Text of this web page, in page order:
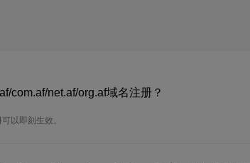
com.af/net.af/org.af域名注册？
以即刻生效。